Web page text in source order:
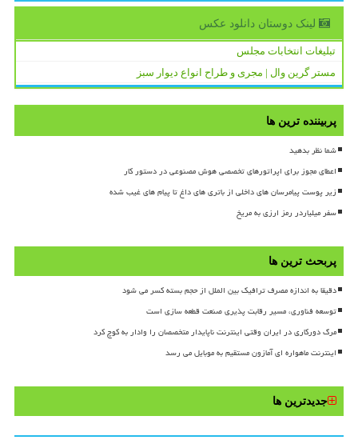
لینک دوستان دانلود عكس
تبلیغات انتخابات مجلس
مستر گرین وال | مجری و طراح انواع دیوار سبز
پربیننده ترین ها
شما نظر بدهید
اعطای مجوز برای اپراتورهای تخصصی هوش مصنوعی در دستور کار
زیر پوست پیامرسان های داخلی از باتری های داغ تا پیام های غیب شده
سفر میلیاردر رمز ارزی به مریخ
پربحث ترین ها
دقیقا به اندازه مصرف ترافیک بین الملل از حجم بسته کسر می شود
توسعه فناوری، مسیر رقابت پذیری صنعت قطعه سازی است
مرگ دورکاری در ایران وقتی اینترنت ناپایدار متخصصان را وادار به کوچ کرد
اینترنت ماهواره ای آمازون مستقیم به موبایل می رسد
جدیدترین ها